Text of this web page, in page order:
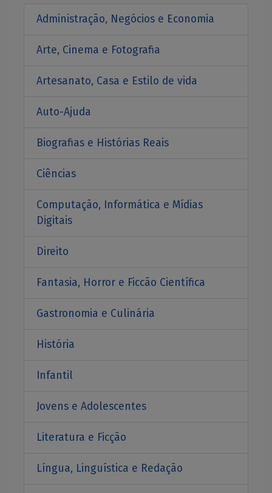
Administração, Negócios e Economia
Arte, Cinema e Fotografia
Artesanato, Casa e Estilo de vida
Auto-Ajuda
Biografias e Histórias Reais
Ciências
Computação, Informática e Mídias
Digitais
Direito
Fantasia, Horror e Ficcão Científica
Gastronomia e Culinária
História
Infantil
Jovens e Adolescentes
Literatura e Ficção
Língua, Linguística e Redação